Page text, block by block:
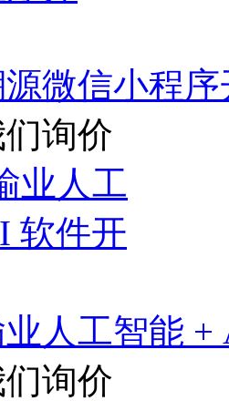
微信小程
询价
人工智能
询价